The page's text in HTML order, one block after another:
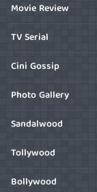
Movie Review
TV Serial
Cini Gossip
Photo Gallery
Sandalwood
Tollywood
Bollywood